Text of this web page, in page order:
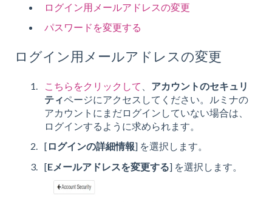
ログイン用メールアドレスの変更
パスワードを変更する
ログイン用メールアドレスの変更
こちらをクリックして
アカウントのセキュリ
ティページにアクセスしてください。ルミナの
アカウントにまだログインしていない場合は、
ログインするように求められます。
[ ログインの詳細情報] を選択します。
[Eメールアドレスを変更する] を選択します。